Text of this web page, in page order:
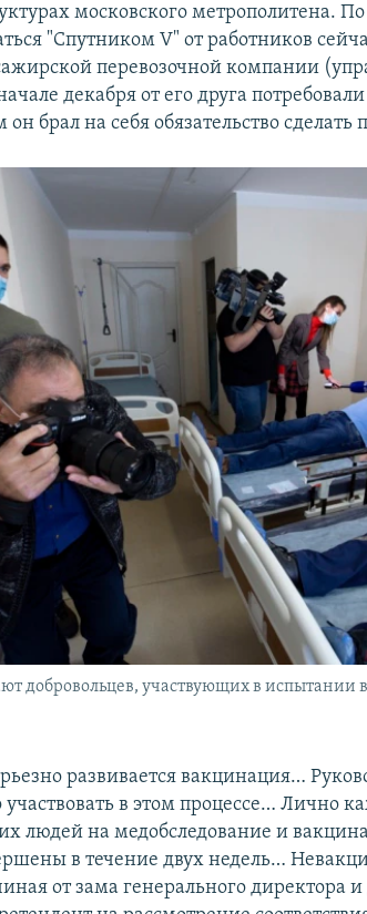
московского метрополитена.
"Спутником V" от работников
перевозочной компании
декабря от его друга
он брал на себя обязательство сделать
добровольцев, участвующих в испытании
развивается вакцинация…
участвовать в этом процессе… Лично
людей на медобследование и
в течение двух недель…
от зама генерального директора